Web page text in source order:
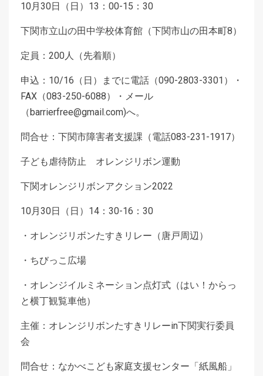
10月30日（日）13：00-15：30
下関市立山の田中学校体育館（下関市山の田本町8）
定員：200人（先着順）
申込：10/16（日）までに電話（090-2803-3301）・
FAX（083-250-6088）・メール
（barrierfree@gmail.com)へ。
問合せ：下関市障害者支援課（電話083-231-1917）
子ども虐待防止 オレンジリボン運動
下関オレンジリボンアクション2022
10月30日（日）14：30-16：30
・オレンジリボンたすきリレー（唐戸周辺）
・ちびっこ広場
・オレンジイルミネーション点灯式（はい！からっ
と横丁観覧車他）
主催：オレンジリボンたすきリレーin下関実行委員
会
問合せ：なかべこども家庭支援センター「紙風船」